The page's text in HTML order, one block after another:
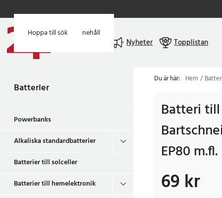
Hoppa till huvudinnehåll
Hoppa till sök
Nyheter Topplistan
Batterier
Powerbanks
Alkaliska standardbatterier
Batterier till solceller
Batterier till hemelektronik
Du är här: Hem
Batteri
EP80 m.fl.
Pris:69 kr
69 kr